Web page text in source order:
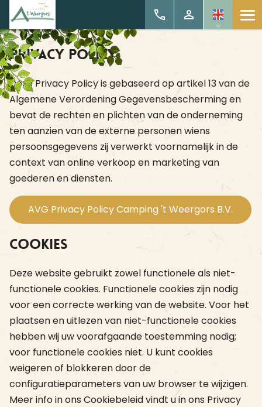
Privacy Policy
Deze Privacy Policy is gebaseerd op artikel 13 van de
Algemene Verordening Gegevensbescherming en
bevat de rechten en plichten van de onderneming
ten aanzien van de externe personen wiens
persoonsgegevens zij verwerkt voornamelijk in de
context van online verkoop en marketing van
goederen en diensten.
AVG Privacy Policy Camping 't Weergors B.V.
Cookies
Deze website gebruikt zowel functionele als niet-
functionele cookies. Functionele cookies zijn nodig
voor een correcte werking van de website. Voor het
plaatsen en uitlezen van niet-functionele cookies
hebben wij uw voorafgaande toestemming nodig;
voor functionele cookies niet. U kunt cookies
weigeren of blokkeren door de
configuratieparameters van uw browser te wijzigen.
Meer info in ons Cookiebeleid vindt u in ons Privacy